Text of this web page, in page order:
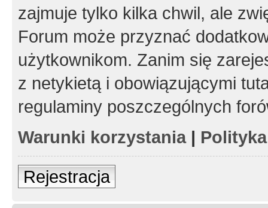
zajmuje tylko kilka chwil, ale
Forum może przyznać
użytkownikom. Zanim się
z netykietą i obowiązującymi
regulaminy poszczególnych
Warunki korzystania|
Rejestracja